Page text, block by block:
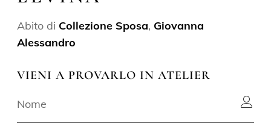
Abito di Collezione Sposa, Giovanna
Alessandro
VIENI A PROVARLO IN ATELIER